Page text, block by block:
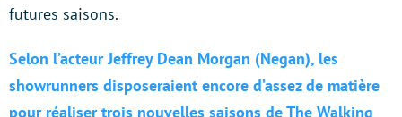
futures saisons.
Selon l’acteur Jeffrey Dean Morgan (Negan), les
showrunners disposeraient encore d’assez de matière
pour réaliser trois nouvelles saisons de The Walking